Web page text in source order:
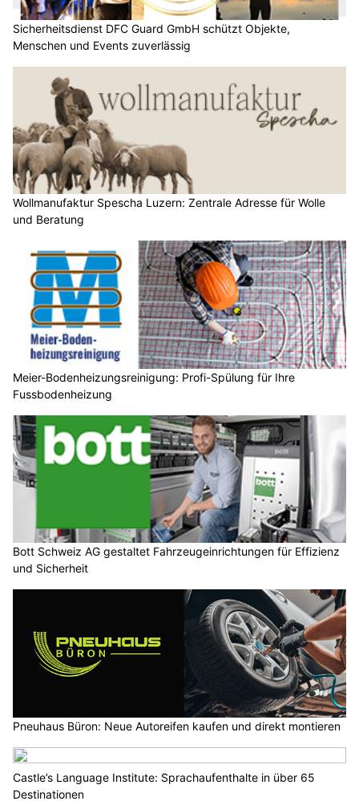
Sicherheitsdienst DFC Guard GmbH schützt Objekte,
Menschen und Events zuverlässig
Wollmanufaktur Spescha Luzern: Zentrale Adresse für Wolle
und Beratung
Meier-Bodenheizungsreinigung: Profi-Spülung für Ihre
Fussbodenheizung
Bott Schweiz AG gestaltet Fahrzeugeinrichtungen für Effizienz
und Sicherheit
Pneuhaus Büron: Neue Autoreifen kaufen und direkt montieren
Castle’s Language Institute: Sprachaufenthalte in über 65
Destinationen